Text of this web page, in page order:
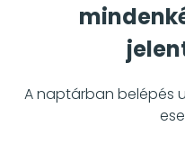
A naptárban belépés